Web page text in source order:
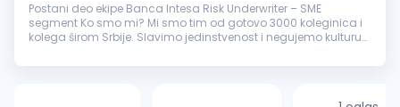
Postani deo ekipe Banca Intesa Risk Underwriter – SME
segment Ko smo mi? Mi smo tim od gotovo 3000 koleginica i
kolega širom Srbije. Slavimo jedinstvenost i negujemo kulturu
se zajed...